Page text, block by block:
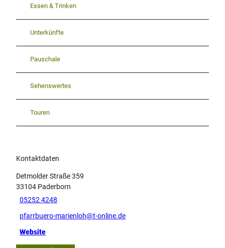
Essen & Trinken
Unterkünfte
Pauschale
Sehenswertes
Touren
Kontaktdaten
Detmolder Straße 359
33104 Paderborn
05252 4248
pfarrbuero-marienloh@t-online.de
Website